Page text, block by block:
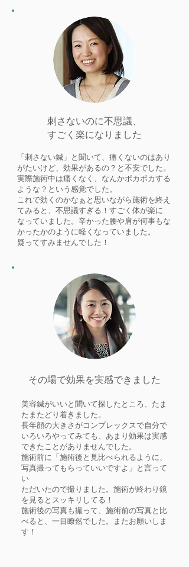
刺さないのに不思議、
すごく楽になりました
「刺さない鍼」と聞いて、痛くないのはあり
がたいけど、効果があるの？と不安でした。
実際施術中は痛くなく、なんかポカポカする
ような？という感覚でした。
これで効くのかなぁと思いながら施術を終え
てみると、不思議すぎる！すごく体が楽に
なっていました。辛かった腰や肩が何事もな
かったかのように軽くなっていました。
疑ってすみませんでした！
その場で効果を実感できました
美容鍼がいいと聞いて探したところ、たま
たまたどり着きました。
長年顔の大きさがコンプレックスで自分で
いろいろやってみても、あまり効果は実感
できたことがありませんでした。
施術前に「施術後と見比べられるように、
写真撮ってもらっていいですよ」と言って
い
ただいたので撮りました。施術が終わり鏡
を見るとスッキリしてる！
施術後の写真も撮って、施術前の写真と比
べると、一目瞭然でした。またお願いしま
す！